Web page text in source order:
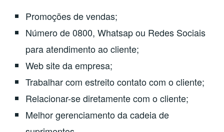
Promoções de vendas;
Número de 0800, Whatsap ou Redes Sociais
para atendimento ao cliente;
Web site da empresa;
Trabalhar com estreito contato com o cliente;
Relacionar-se diretamente com o cliente;
Melhor gerenciamento da cadeia de